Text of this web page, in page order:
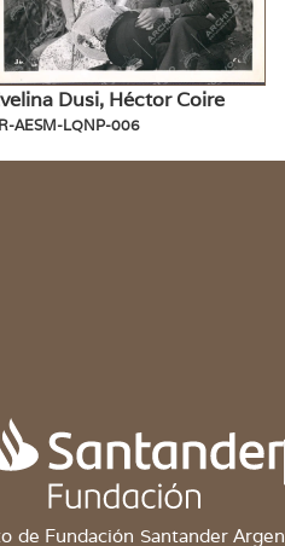
Dusi, Héctor Coire
AESM-LQNP-006
de Fundación Santander